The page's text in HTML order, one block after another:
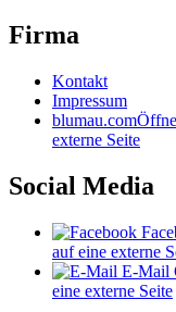
Firma
Kontakt
Impressum
blumau.com
externe Seite
Social Media
auf eine externe
E-Mail
eine externe Seite